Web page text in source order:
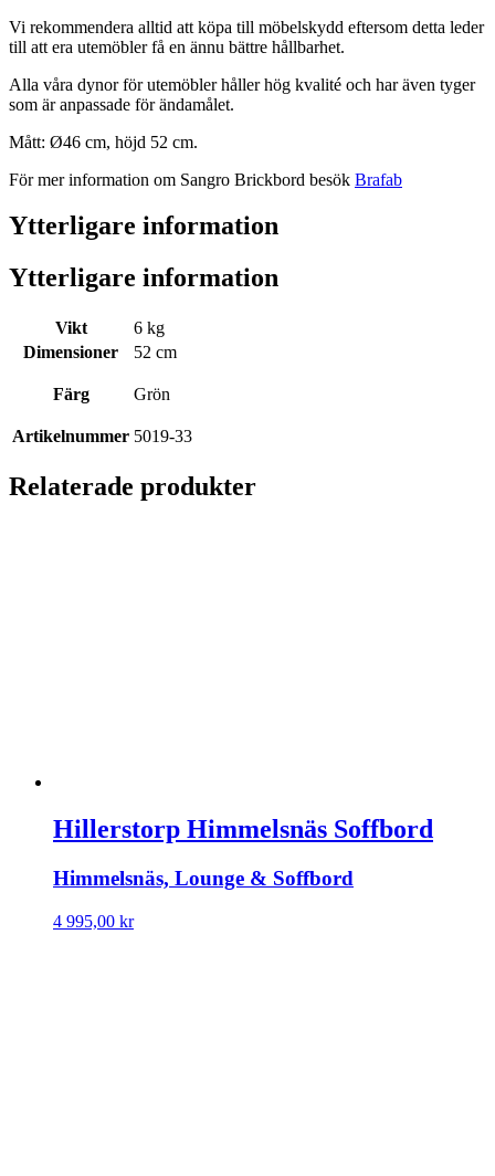
Vi rekommendera alltid att köpa till möbelskydd eftersom detta leder
till att era utemöbler få en ännu bättre hållbarhet.
Alla våra dynor för utemöbler håller hög kvalité och har även tyger
som är anpassade för ändamålet.
Mått: Ø46 cm, höjd 52 cm.
För mer information om Sangro Brickbord besök Brafab
Ytterligare information
Ytterligare information
Vikt
6 kg
Dimensioner
52 cm
Färg Grön
Artikelnummer 5019-33
Relaterade produkter
Hillerstorp Himmelsnäs Soffbord
Himmelsnäs, Lounge & Soffbord
4 995,00 kr